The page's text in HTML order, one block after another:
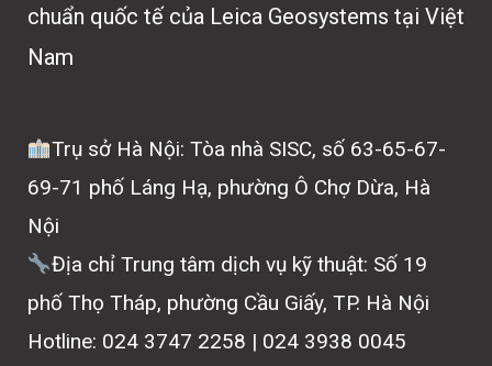
chuẩn quốc tế của Leica Geosystems tại Việt
Nam
Trụ sở Hà Nội: Tòa nhà SISC, số 63-65-67-
69-71 phố Láng Hạ, phường Ô Chợ Dừa, Hà
Nội
Địa chỉ Trung tâm dịch vụ kỹ thuật: Số 19
phố Thọ Tháp, phường Cầu Giấy, TP. Hà Nội
Hotline: 024 3747 2258 | 024 3938 0045